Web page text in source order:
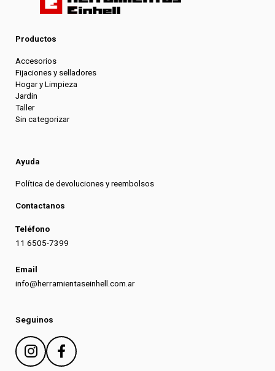
Productos
Accesorios
Fijaciones y selladores
Hogar y Limpieza
Jardin
Taller
Sin categorizar
Ayuda
Política de devoluciones y reembolsos
Contactanos
Teléfono
11 6505-7399
Email
info@herramientaseinhell.com.ar
Seguinos